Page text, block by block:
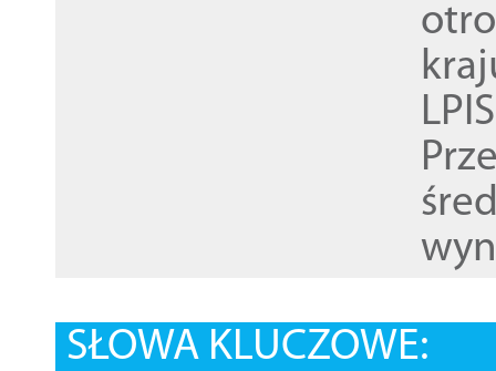
SŁOWA KLUCZOWE: